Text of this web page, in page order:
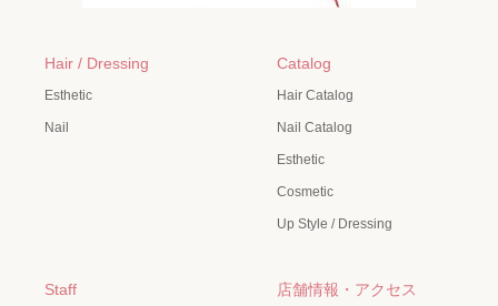
Hair / Dressing
Esthetic
Nail
Catalog
Hair Catalog
Nail Catalog
Esthetic
Cosmetic
Up Style / Dressing
Staff 店舗情報・アクセス